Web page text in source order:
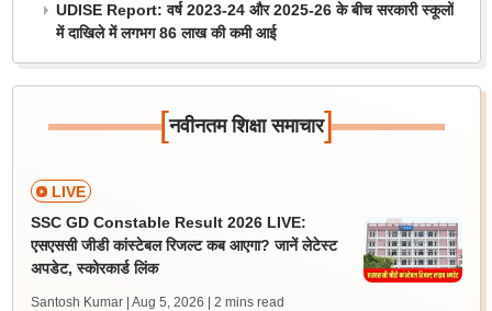
UDISE Report: वर्ष 2023-24 और 2025-26 के बीच सरकारी स्कूलों
में दाखिले में लगभग 86 लाख की कमी आई
[नवीनतम शिक्षा समाचार]
LIVE
SSC GD Constable Result 2026 LIVE:
एसएससी जीडी कांस्टेबल रिजल्ट कब आएगा? जानें लेटेस्ट
अपडेट, स्कोरकार्ड लिंक
Santosh Kumar | Aug 5, 2026 | 2 mins read